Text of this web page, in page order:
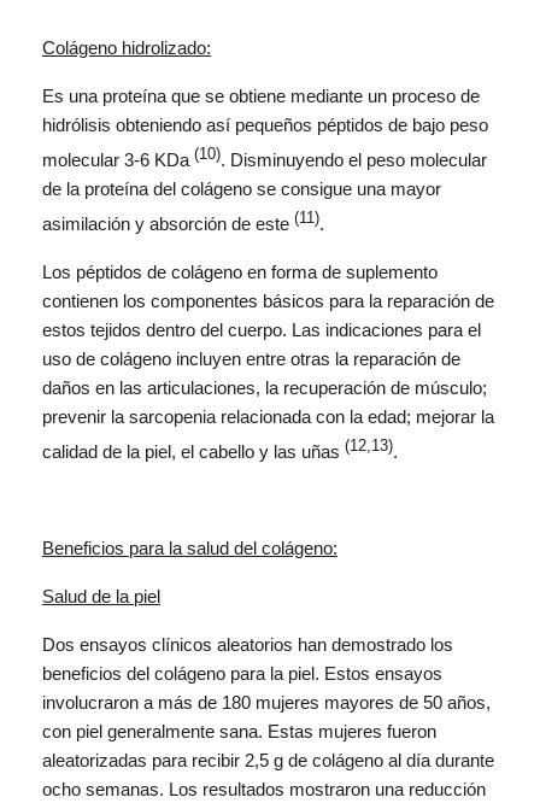
Colágeno hidrolizado:
Es una proteína que se obtiene mediante un proceso de
hidrólisis obteniendo así pequeños péptidos de bajo peso
molecular 3-6 KDa (10). Disminuyendo el peso molecular
de la proteína del colágeno se consigue una mayor
asimilación y absorción de este (11).
Los péptidos de colágeno en forma de suplemento
contienen los componentes básicos para la reparación de
estos tejidos dentro del cuerpo. Las indicaciones para el
uso de colágeno incluyen entre otras la reparación de
daños en las articulaciones, la recuperación de músculo;
prevenir la sarcopenia relacionada con la edad; mejorar la
calidad de la piel, el cabello y las uñas (12,13).
Beneficios para la salud del colágeno:
Salud de la piel
Dos ensayos clínicos aleatorios han demostrado los
beneficios del colágeno para la piel. Estos ensayos
involucraron a más de 180 mujeres mayores de 50 años,
con piel generalmente sana. Estas mujeres fueron
aleatorizadas para recibir 2,5 g de colágeno al día durante
ocho semanas. Los resultados mostraron una reducción